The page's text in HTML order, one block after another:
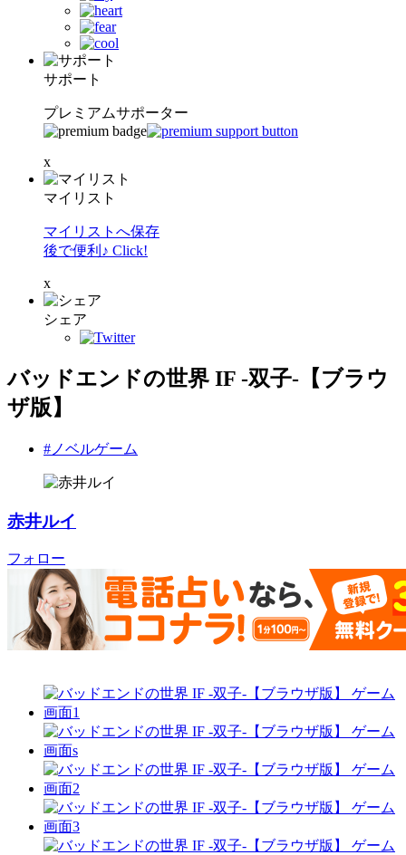
サポート
プレミアムサポーター
x
マイリスト
マイリストへ保存
後で便利♪ Click!
x
シェア
バッドエンドの世界 IF -双子-【ブラウ
ザ版】
#ノベルゲーム
赤井ルイ
フォロー